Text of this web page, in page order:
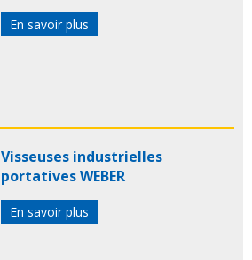
En savoir plus
Visseuses industrielles
portatives WEBER
En savoir plus